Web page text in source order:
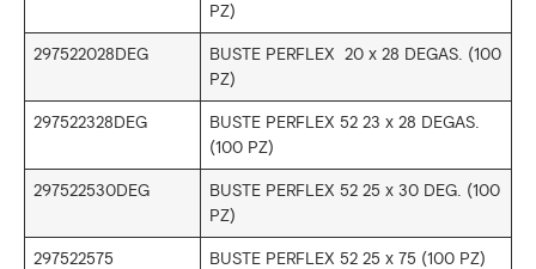
PZ)
297522028DEG
BUSTE PERFLEX 20 x 28 DEGAS. (100
PZ)
297522328DEG
BUSTE PERFLEX 52 23 x 28 DEGAS.
(100 PZ)
297522530DEG
BUSTE PERFLEX 52 25 x 30 DEG. (100
PZ)
297522575 BUSTE PERFLEX 52 25 x 75 (100 PZ)